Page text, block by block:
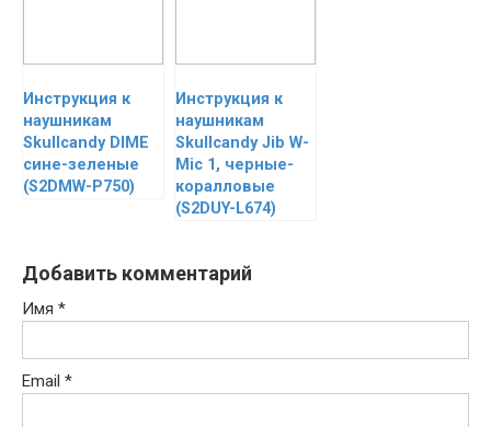
Инструкция к
наушникам
Skullcandy DIME
сине-зеленые
(S2DMW-P750)
Инструкция к
наушникам
Skullcandy Jib W-
Mic 1, черные-
коралловые
(S2DUY-L674)
Добавить комментарий
Имя *
Email *